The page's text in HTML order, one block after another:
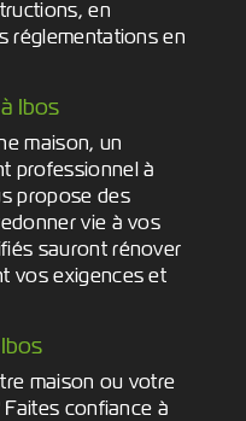
en
réglementations en
Ibos
maison, un
professionnel à
propose des
vie à vos
sauront rénover
vos exigences et
maison ou votre
confiance à